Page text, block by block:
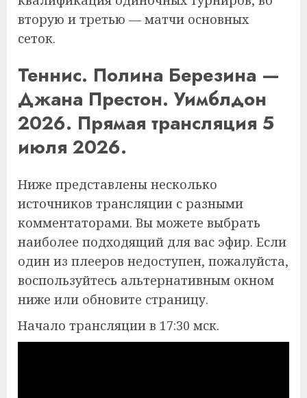
вторую и третью — матчи основных
сеток.
Теннис. Полина Березина —
Джана Престон. Уимблдон
2026. Прямая трансляция 5
июля 2026.
Ниже представлены несколько
источников трансляции с разными
комментаторами. Вы можете выбрать
наиболее подходящий для вас эфир. Если
один из плееров недоступен, пожалуйста,
воспользуйтесь альтернативным окном
ниже или обновите страницу.
Начало трансляции в 17:30 мск.